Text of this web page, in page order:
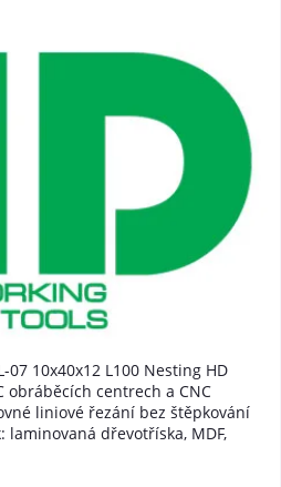
10x40x12 L100 Nesting HD
obráběcích centrech a CNC
liniové řezání bez štěpkování
laminovaná dřevotříska, MDF,